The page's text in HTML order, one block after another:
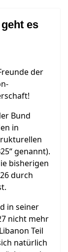
es
der
Bund
in
genannt).
bisherigen
durch
in seiner
nicht mehr
Teil
natürlich